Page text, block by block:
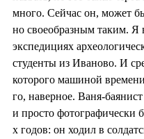
много. Сейчас он, может
но своеобразным таким.
экспедициях
студенты из Иваново. И
которого машиной
го, наверное. Ваня-
и просто фотографически
х годов: он ходил в